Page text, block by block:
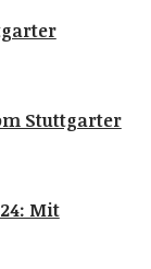
Stuttgarter
Mit